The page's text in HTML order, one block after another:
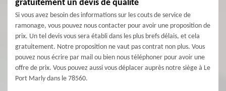
gratuitement un devis de qualité
Si vous avez besoin des informations sur les couts de service de
ramonage, vous pouvez nous contacter pour avoir une proposition de
prix. Un tel devis vous sera établi dans les plus brefs délais, et cela
gratuitement. Notre proposition ne vaut pas contrat non plus. Vous
pouvez nous écrire par mail ou bien nous téléphoner pour avoir une
offre de prix. Vous pouvez aussi vous déplacer auprès notre siège à Le
Port Marly dans le 78560.